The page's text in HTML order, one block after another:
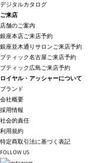
デジタルカタログ
ご来店
店舗のご案内
銀座本店ご来店予約
銀座並木通りサロンご来店予約
ブティック名古屋ご来店予約
ブティック広島ご来店予約
ロイヤル・アッシャーについて
ブランド
会社概要
採用情報
社会的責任
利用規約
特定商取引法に基づく表記
FOLLOW US